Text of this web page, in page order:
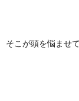
そこが頭を悩ませ